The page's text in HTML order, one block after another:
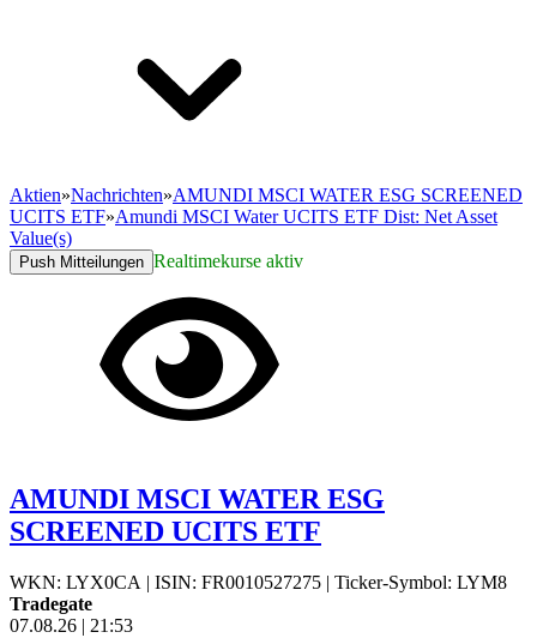
Aktien»Nachrichten»AMUNDI MSCI WATER ESG SCREENED
UCITS ETF»Amundi MSCI Water UCITS ETF Dist: Net Asset
Value(s)
Push Mitteilungen Realtimekurse aktiv
AMUNDI MSCI WATER ESG
SCREENED UCITS ETF
WKN: LYX0CA | ISIN: FR0010527275 | Ticker-Symbol: LYM8
Tradegate
07.08.26 | 21:53